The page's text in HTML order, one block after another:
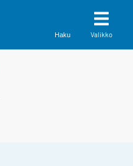
Haku Valikko